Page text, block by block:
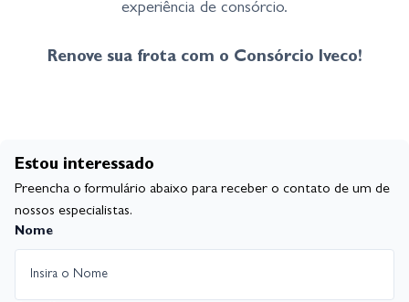
experiência de consórcio.
Renove sua frota com o Consórcio Iveco!
Estou interessado
Preencha o formulário abaixo para receber o contato de um de
nossos especialistas.
Nome